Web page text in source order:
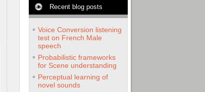
Recent blog posts
Voice Conversion listening
test on French Male
speech
Probabilistic frameworks
for Scene understanding
Perceptual learning of
novel sounds